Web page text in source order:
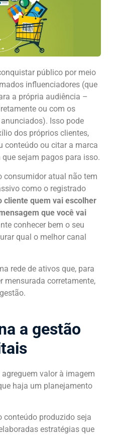
público por meio
influenciadores (que
a própria audiência –
ou com os
Isso pode
dos próprios clientes,
conteúdo ou citar a marca
sejam pagos para isso.
consumidor atual não tem
como o registrado
cliente quem vai escolher
que você vai
conhecer bem o seu
qual o melhor canal
rede de ativos que, para
mensurada corretamente,
a gestão
valor à imagem
haja um planejamento
conteúdo produzido seja
estratégias que